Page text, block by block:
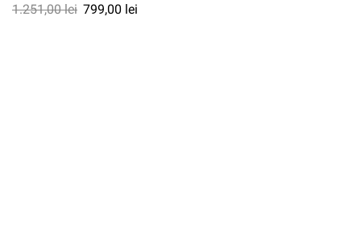
1.251,00lei 799,00 lei